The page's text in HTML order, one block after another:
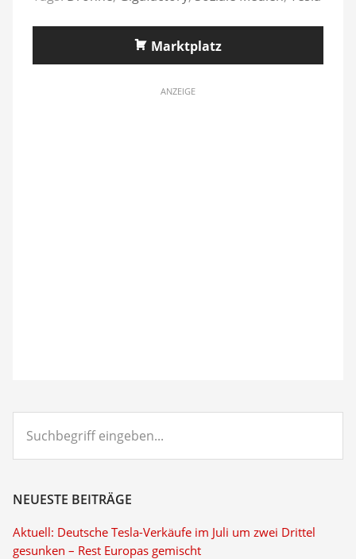
Marktplatz
ANZEIGE
eingeben...
NEUESTE BEITRÄGE
Aktuell: Deutsche Tesla-Verkäufe im Juli um zwei Drittel
gesunken – Rest Europas gemischt